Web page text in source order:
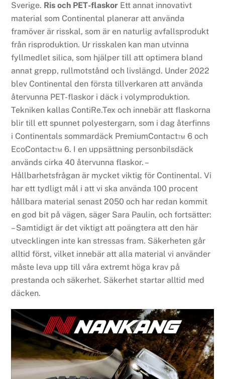
Sverige. Ris och PET-flaskor Ett annat innovativt
material som Continental planerar att använda
framöver är risskal, som är en naturlig avfallsprodukt
från risproduktion. Ur risskalen kan man utvinna
fyllmedlet silica, som hjälper till att optimera bland
annat grepp, rullmotstånd och livslängd. Under 2022
blev Continental den första tillverkaren att använda
återvunna PET-flaskor i däck i volymproduktion.
Tekniken kallas ContiRe.Tex och innebär att flaskorna
blir till ett spunnet polyestergarn, som i dag återfinns
i Continentals sommardäck PremiumContact™ 6 och
EcoContact™ 6. I en uppsättning personbilsdäck
används cirka 40 återvunna flaskor. –
Hållbarhetsfrågan är mycket viktig för Continental. Vi
har ett tydligt mål i att vi ska använda 100 procent
hållbara material senast 2050 och har redan kommit
en god bit på vägen, säger Sara Paulin, och fortsätter:
– Samtidigt är det viktigt att poängtera att den här
utvecklingen inte kan stressas fram. Säkerheten går
alltid först, vilket innebär att alla material vi använder
måste leva upp till våra extremt höga krav på
prestanda och säkerhet. Säkerhet startar alltid med
däcken.